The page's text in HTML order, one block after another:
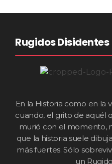
Rugidos Disidentes
En la Historia como en la
cuando, el grito de aquél
murió con el momento,
que la historia suele
más fuertes. Sólo
un